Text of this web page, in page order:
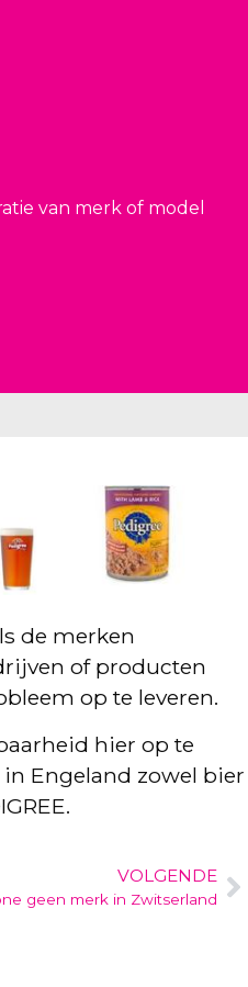
van merk of model
de merken
of producten
op te leveren.
hier op te
Engeland zowel bier
VOLGENDE
geen merk in Zwitserland